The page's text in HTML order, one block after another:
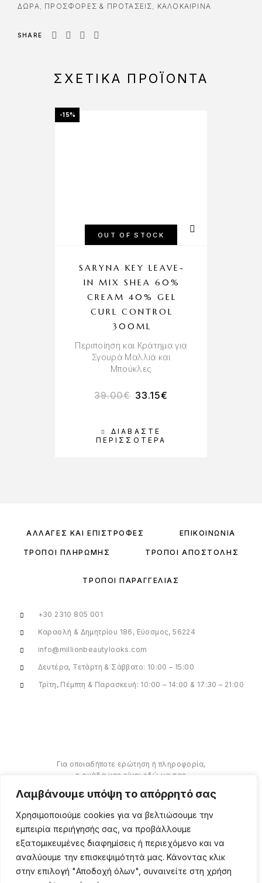
Λαμβάνουμε υπόψη το απόρρητό σας
Χρησιμοποιούμε cookies για να βελτιώσουμε την
εμπειρία περιήγησής σας, να προβάλλουμε
εξατομικευμένες διαφημίσεις ή περιεχόμενο και να
αναλύουμε την επισκεψιμότητά μας. Κάνοντας κλικ
στην επιλογή "Αποδοχή όλων", συναινείτε στη χρήση
ΔΏΡΑ, ΠΡΟΣΦΟΡΕΣ & ΠΡΟΤΑΣΕΙΣ, ΚΑΛΟΚΑΙΡΙΝΑ
SHARE
ΣΧΕΤΙΚΆ ΠΡΟΪΌΝΤΑ
-15%
OUT OF STOCK
ΔΙΑΒΆΣΤΕ
ΠΕΡΙΣΣΌΤΕΡΑ
SARYNA KEY LEAVE-
IN MIX SHEA 60%
CREAM 40% GEL
CURL CONTROL
300ML
Περιποίηση και Κράτημα για
Σγουρά Μαλλιά και
Μπούκλες
39.00€ 33.15€
ΑΛΛΑΓΈΣ ΚΑΙ ΕΠΙΣΤΡΟΦΈΣ ΕΠΙΚΟΙΝΩΝΊΑ
ΤΡΌΠΟΙ ΠΛΗΡΩΜΉΣ ΤΡΌΠΟΙ ΑΠΟΣΤΟΛΉΣ
ΤΡΌΠΟΙ ΠΑΡΑΓΓΕΛΊΑΣ
+30 2310 805 001
Καραολή & Δημητρίου 186, Εύοσμος, 56224
info@millionbeautylooks.com
Δευτέρα, Τετάρτη & Σάββατο: 10:00 – 15:00
Τρίτη, Πέμπτη & Παρασκευή: 10:00 – 14:00 & 17:30 – 21:00
Για οποιαδήποτε ερώτηση ή πληροφορία,
η ομάδα μας είναι εδώ να σας
βοηθήσουμε.
ΠΕΡΙΣΣΌΤΕΡΑ